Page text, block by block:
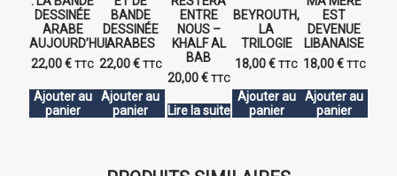
DESSINÉE
ARABE
AUJOURD’HUI.
22,00€ TTC
Ajouter au
panier
BANDE
DESSINÉE
ARABES
22,00€ TTC
Ajouter au
panier
ENTRE
NOUS –
KHALF AL
BAB
20,00€ TTC
Lire la suite
BEYROUTH,
LA
TRILOGIE
18,00€ TTC
Ajouter au
panier
EST
DEVENUE
LIBANAISE
18,00€ TTC
Ajouter au
panier